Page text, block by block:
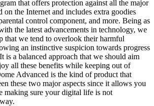
that offers protection against all the major
on the Internet and includes extra goodies
control component, and more. Being as
the latest advancements in technology, we
that we tend to overlook their harmful
an instinctive suspicion towards progress
is a balanced approach that we should aim
all these benefits while keeping out of
Advanced is the kind of product that
these two major aspects since it allows you
making sure your digital life is not